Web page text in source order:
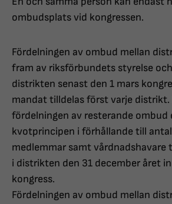
ombudsplats vid kongressen.
Fördelningen av ombud mellan
fram av riksförbundets styrelse
distrikten senast den 1 mars
mandat tilldelas först varje
fördelningen av resterande ombud
kvotprincipen i förhållande till
medlemmar samt vårdnadshavare
i distrikten den 31 december året
kongress.
Fördelningen av ombud mellan